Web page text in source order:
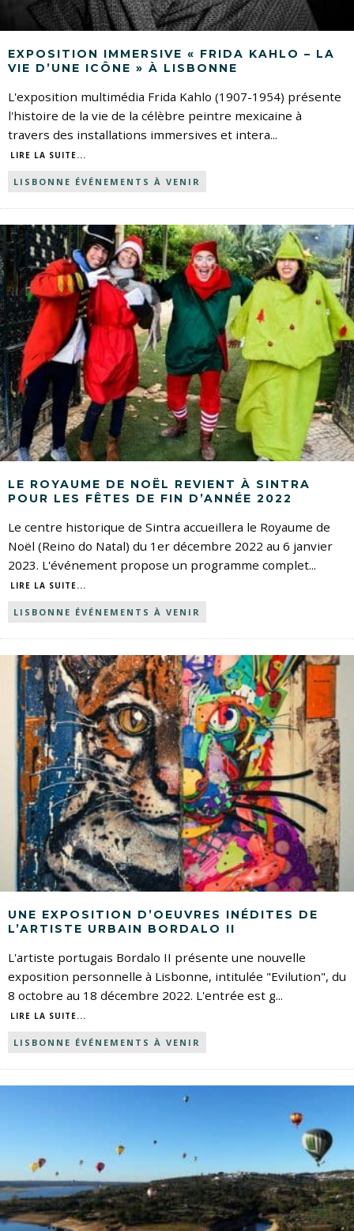
EXPOSITION IMMERSIVE « FRIDA KAHLO – LA
VIE D’UNE ICÔNE » À LISBONNE
L'exposition multimédia Frida Kahlo (1907-1954) présente
l'histoire de la vie de la célèbre peintre mexicaine à
travers des installations immersives et intera...
LIRE LA SUITE...
LISBONNE ÉVÉNEMENTS À VENIR
LE ROYAUME DE NOËL REVIENT À SINTRA
POUR LES FÊTES DE FIN D’ANNÉE 2022
Le centre historique de Sintra accueillera le Royaume de
Noël (Reino do Natal) du 1er décembre 2022 au 6 janvier
2023. L'événement propose un programme complet...
LIRE LA SUITE...
LISBONNE ÉVÉNEMENTS À VENIR
UNE EXPOSITION D’OEUVRES INÉDITES DE
L’ARTISTE URBAIN BORDALO II
L'artiste portugais Bordalo II présente une nouvelle
exposition personnelle à Lisbonne, intitulée "Evilution", du
8 octobre au 18 décembre 2022. L'entrée est g...
LIRE LA SUITE...
LISBONNE ÉVÉNEMENTS À VENIR